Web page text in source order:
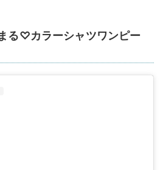
る♡カラーシャツワンピー